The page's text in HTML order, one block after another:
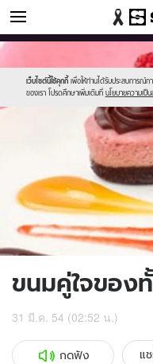
ดูดวง
เว็บไซต์นี้ใช้คุกกี้ เพื่อให้ท่านได้รับประสบการณ์
ของเรา โปรดศึกษาเพิ่มเติมที่ นโยบายความเป็
//s.isanook.com/sr/0/images/
new-
sanook.png
//s.isanook.com/ho/0/ud/2/
2.jpg
ขนมคู่ใจของ
31 มี.ค. 54 (02:52 น.)
กดฟัง แ